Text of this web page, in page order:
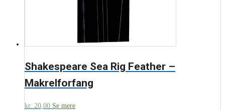
Shakespeare Sea Rig Feather –
Makrelforfang
kr. 20,00 Se mere